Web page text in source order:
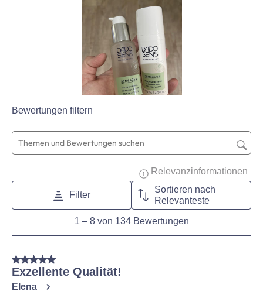
Bewertungen filtern
Suchthemen und Bewertungen Suchregion
Relevanzinformationen
Filter
Sortieren nach
Relevanteste
von
134
Bewertungen
1 – 8 von 134 Bewertungen
5 von 5 Sternen.
Exzellente Qualität!
Elena